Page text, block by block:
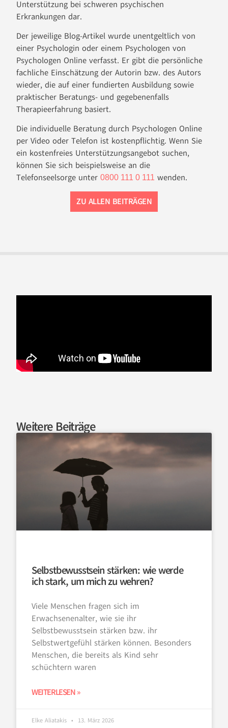
Unterstützung bei schweren psychischen
Erkrankungen dar.
Der jeweilige Blog-Artikel wurde unentgeltlich von
einer Psychologin oder einem Psychologen von
Psychologen Online verfasst. Er gibt die persönliche
fachliche Einschätzung der Autorin bzw. des Autors
wieder, die auf einer fundierten Ausbildung sowie
praktischer Beratungs- und gegebenenfalls
Therapieerfahrung basiert.
Die individuelle Beratung durch Psychologen Online
per Video oder Telefon ist kostenpflichtig. Wenn Sie
ein kostenfreies Unterstützungsangebot suchen,
können Sie sich beispielsweise an die
Telefonseelsorge unter 0800 111 0 111 wenden.
ZU ALLEN BEITRÄGEN
Weitere Beiträge
Selbstbewusstsein stärken: wie werde
ich stark, um mich zu wehren?
Viele Menschen fragen sich im
Erwachsenenalter, wie sie ihr
Selbstbewusstsein stärken bzw. ihr
Selbstwertgefühl stärken können. Besonders
Menschen, die bereits als Kind sehr
schüchtern waren
WEITERLESEN »
Elke Aliatakis 13. März 2026